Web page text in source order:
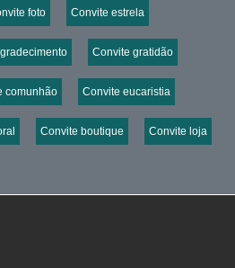
foto Convite estrela
Convite gratidão
comunhão Convite eucaristia
Convite boutique Convite loja